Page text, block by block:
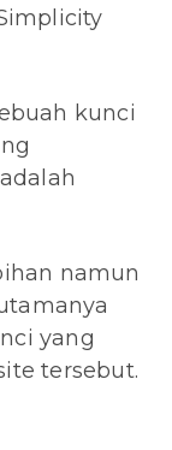
kunci
namun
yang
tersebut.